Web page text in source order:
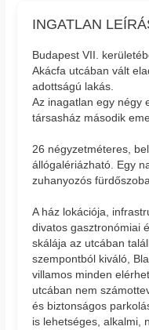
INGATLAN
Budapest VII.
Akácfa utcában vált
adottságú lakás.
Az inagatlan egy négy
társasház második
26 négyzetméteres,
állógalériázható. Egy
zuhanyozós
A ház lokációja,
divatos gasztronómiai
skálája az utcában
szempontból kiváló,
villamos minden
utcában nem
és biztonságos
is lehetséges, alkalmi,